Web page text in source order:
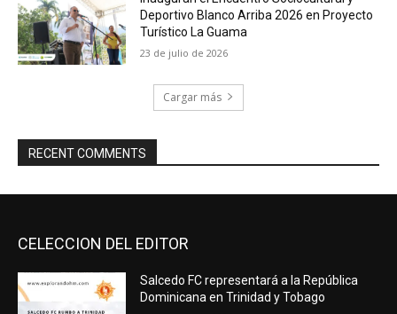
Deportivo Blanco Arriba 2026 en Proyecto
Turístico La Guama
23 de julio de 2026
Cargar más
RECENT COMMENTS
CELECCION DEL EDITOR
Salcedo FC representará a la República
Dominicana en Trinidad y Tobago